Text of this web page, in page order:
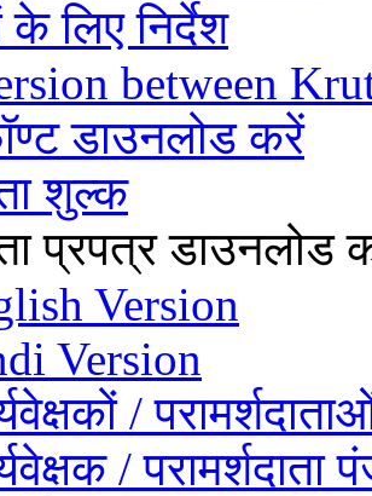
लिए निर्देश
between
डाउनलोड करें
शुल्क
प्रपत्र डाउनलोड
Version
Version
/
/